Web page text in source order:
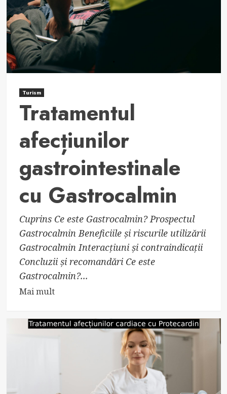
Turism
Tratamentul
afecțiunilor
gastrointestinale
cu Gastrocalmin
Cuprins Ce este Gastrocalmin? Prospectul
Gastrocalmin Beneficiile și riscurile utilizării
Gastrocalmin Interacțiuni și contraindicații
Concluzii și recomandări Ce este
Gastrocalmin?...
Mai multRead
about
Tratamentul
gastrointestinale